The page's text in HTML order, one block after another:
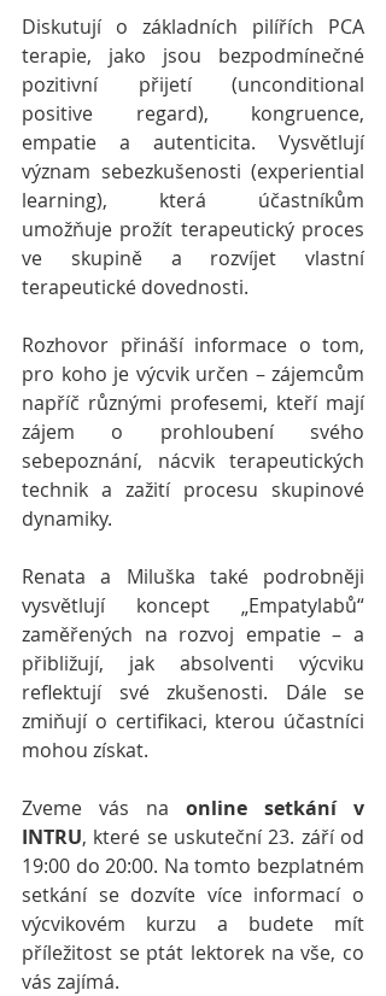
Diskutují o základních pilířích PCA
terapie, jako jsou bezpodmínečné
pozitivní přijetí (unconditional
positive regard), kongruence,
empatie a autenticita. Vysvětlují
význam sebezkušenosti (experiential
learning), která účastníkům
umožňuje prožít terapeutický proces
ve skupině a rozvíjet vlastní
terapeutické dovednosti.
Rozhovor přináší informace o tom,
pro koho je výcvik určen – zájemcům
napříč různými profesemi, kteří mají
zájem o prohloubení svého
sebepoznání, nácvik terapeutických
technik a zažití procesu skupinové
dynamiky.
Renata a Miluška také podrobněji
vysvětlují koncept „Empatylabů“
zaměřených na rozvoj empatie – a
přibližují, jak absolventi výcviku
reflektují své zkušenosti. Dále se
zmiňují o certifikaci, kterou účastníci
mohou získat.
Zveme vás na online setkání v
INTRU, které se uskuteční 23. září od
19:00 do 20:00. Na tomto bezplatném
setkání se dozvíte více informací o
výcvikovém kurzu a budete mít
příležitost se ptát lektorek na vše, co
vás zajímá.